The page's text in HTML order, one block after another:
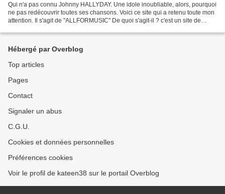
Qui n'a pas connu Johnny HALLYDAY. Une idole inoubliable, alors, pourquoi
ne pas redécouvrir toutes ses chansons. Voici ce site qui a retenu toute mon
attention. Il s'agit de "ALLFORMUSIC" De quoi s'agit-il ? c'est un site de
Hébergé par Overblog
Top articles
Pages
Contact
Signaler un abus
C.G.U.
Cookies et données personnelles
Préférences cookies
Voir le profil de kateen38 sur le portail Overblog